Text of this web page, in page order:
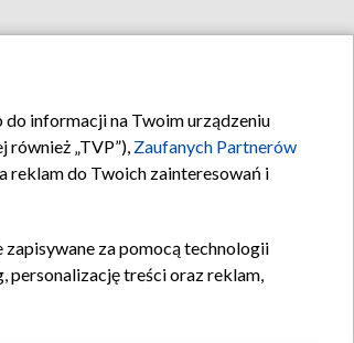
informacji na Twoim urządzeniu
„TVP”), Zaufanych Partnerów
reklam do Twoich zainteresowań i
zapisywane za pomocą technologii
personalizację treści oraz reklam,